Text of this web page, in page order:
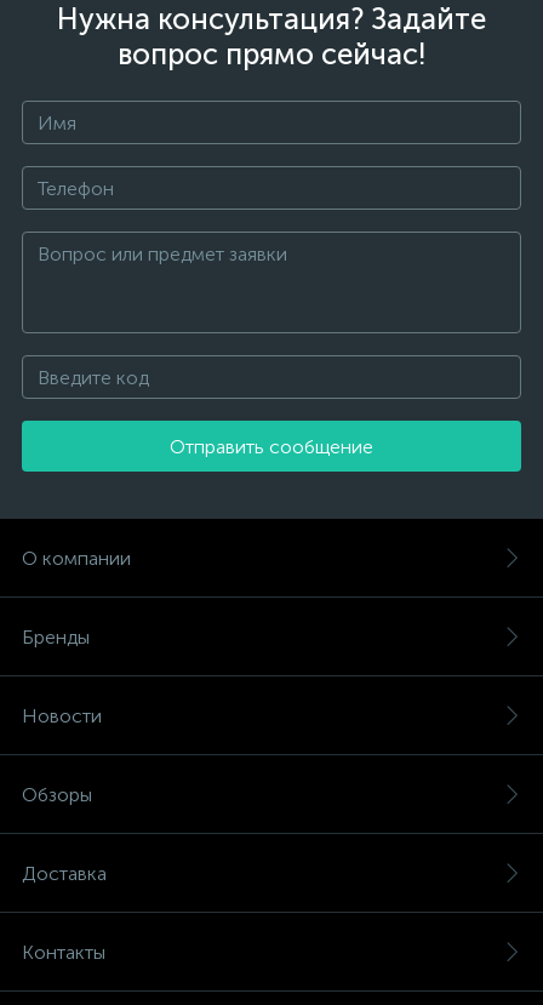
Нужна консультация? Задайте
вопрос прямо сейчас!
Отправить сообщение
О компании
Бренды
Новости
Обзоры
Доставка
Контакты